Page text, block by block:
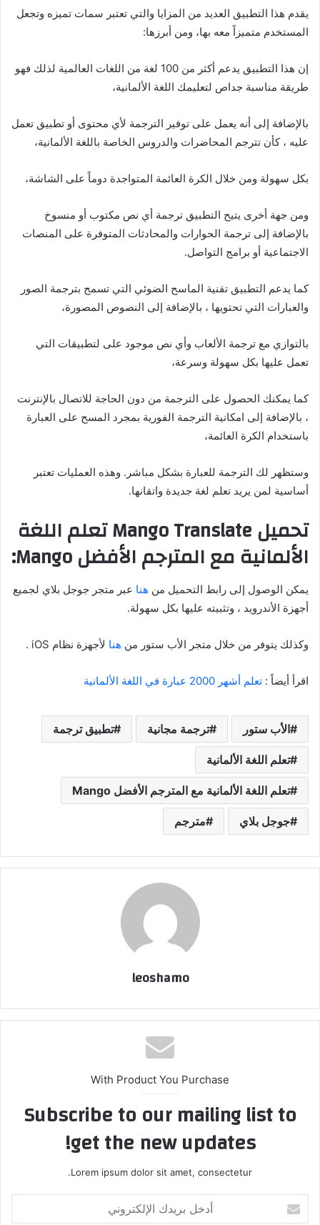
يقدم هذا التطبيق العديد من المزايا والتي تعتبر سمات تميزه وتجعل
المستخدم متميزاً معه بها، ومن أبرزها:
إن هذا التطبيق يدعم أكثر من 100 لغة من اللغات العالمية لذلك فهو
طريقة مناسبة جداص لتعليمك اللغة الألمانية،
بالإضافة إلى أنه يعمل على توفير الترجمة لأي محتوى أو تطبيق تعمل
عليه ، كأن تترجم المحاضرات والدروس الخاصة باللغة الألمانية،
بكل سهولة ومن خلال الكرة العائمة المتواجدة دوماً على الشاشة،
ومن جهة أخرى يتيح التطبيق ترجمة أي نص مكتوب أو منسوخ
بالإضافة إلى ترجمة الحوارات والمحادثات المتوفرة على المنصات
الاجتماعية أو برامج التواصل.
كما يدعم التطبيق تقنية الماسح الضوئي التي تسمح بترجمة الصور
والعبارات التي تحتويها ، بالإضافة إلى النصوص المصورة،
بالتوازي مع ترجمة الألعاب وأي نص موجود على لتطبيقات التي
تعمل عليها بكل سهولة وسرعة،
كما يمكنك الحصول على الترجمة من دون الحاجة للاتصال بالإنترنت
، بالإضافة إلى امكانية الترجمة الفورية بمجرد المسح على العبارة
باستخدام الكرة العائمة،
وستظهر لك الترجمة للعبارة بشكل مباشر. وهذه العمليات تعتبر
أساسية لمن يريد تعلم لغة جديدة واتقانها.
تحميل Mango Translate تعلم اللغة
الألمانية مع المترجم الأفضل Mango:
يمكن الوصول إلى رابط التحميل من هنا عبر متجر جوجل بلاي لجميع
أجهزة الأندرويد ، وتثبيته عليها بكل سهولة.
وكذلك يتوفر من خلال متجر الأب ستور من هنا لأجهزة نظام iOS .
اقرأ أيضاً : تعلم أشهر 2000 عبارة في اللغة الألمانية
الأب ستور ترجمة مجانية تطبيق ترجمة
تعلم اللغة الألمانية
تعلم اللغة الألمانية مع المترجم الأفضل Mango
جوجل بلاي مترجم
leoshamo
With Product You Purchase
Subscribe to our mailing list to
get the new updates!
Lorem ipsum dolor sit amet, consectetur.
بريدك